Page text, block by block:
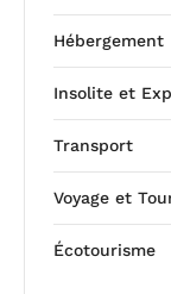
Hébergement
Insolite et
Transport
Voyage et
Écotourisme